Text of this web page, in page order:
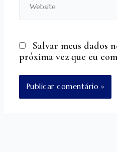
Salvar meus dados
próxima vez que eu